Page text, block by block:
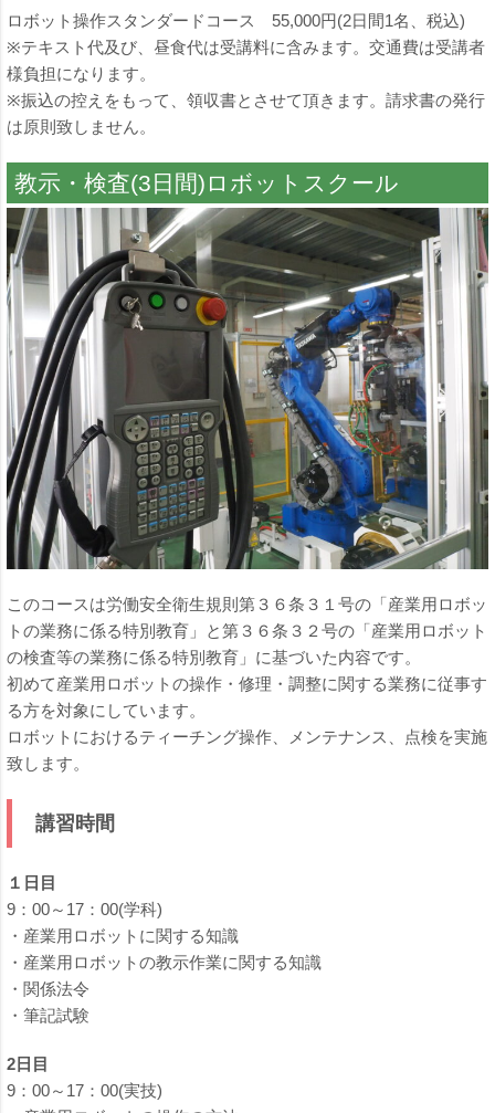
ロボット操作スタンダードコース 55,000円(2日間1名、税込)
※テキスト代及び、昼食代は受講料に含みます。交通費は受講者
様負担になります。
※振込の控えをもって、領収書とさせて頂きます。請求書の発行
は原則致しません。
教示・検査(3日間)ロボットスクール
このコースは労働安全衛生規則第３６条３１号の「産業用ロボッ
トの業務に係る特別教育」と第３６条３２号の「産業用ロボット
の検査等の業務に係る特別教育」に基づいた内容です。
初めて産業用ロボットの操作・修理・調整に関する業務に従事す
る方を対象にしています。
ロボットにおけるティーチング操作、メンテナンス、点検を実施
致します。
講習時間
１日目
9：00～17：00(学科)
・産業用ロボットに関する知識
・産業用ロボットの教示作業に関する知識
・関係法令
・筆記試験
2日目
9：00～17：00(実技)